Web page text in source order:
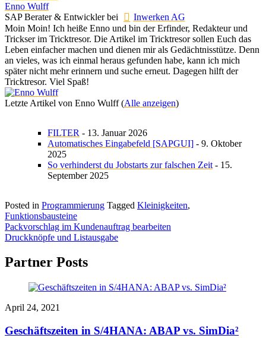
Enno Wulff
SAP Berater & Entwicklerbei
Inwerken AG
Moin Moin! Ich heiße Enno und bin der Erfinder, Redakteur und
Trickser im Tricktresor. Die Artikel im Tricktresor sollen Euch das
Leben einfacher machen und dienen mir als Gedächtnisstütze. Denn
an vieles, was ich einmal heraus gefunden habe, kann ich mich
später nicht mehr erinnern und suche erneut. Dagegen hilft der
Tricktresor. Viel Spaß!
Letzte Artikel von Enno Wulff(Alle anzeigen)
FILTER - 13. Januar 2026
Automatisches Eingabefeld [SAPGUI] - 9. Oktober
2025
So verhinderst du Jobstarts zur falschen Zeit - 15.
September 2025
Posted in Programmierung Tagged Kleinigkeiten,
Funktionsbausteine
Beitragsnavigation
Packvorschlag im Kundenauftrag bearbeiten
Druckknöpfe und Listausgabe
Partner Posts
April 24, 2021
Geschäftszeiten in S/4HANA: ABAP vs. SimDia²